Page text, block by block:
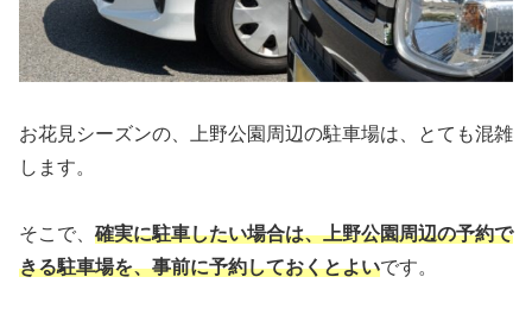
お花見シーズンの、上野公園周辺の駐車場は、とても混雑
します。
そこで、 確実に駐車したい場合は、上野公園周辺の予約で
きる駐車場を、事前に予約しておくとよいです。